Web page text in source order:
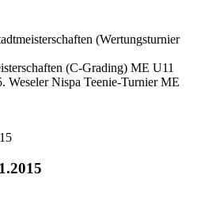
(Wertungsturnier
(C-Grading) ME U11
Nispa Teenie-Turnier ME